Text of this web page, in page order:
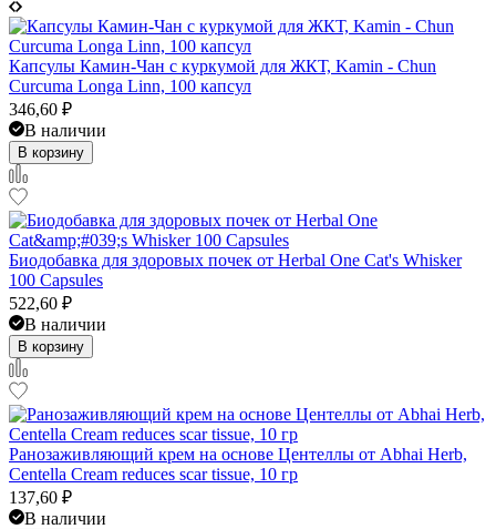
Капсулы Камин-Чан с куркумой для ЖКТ, Kamin - Chun
Curcuma Longa Linn, 100 капсул
346,60 ₽
В наличии
В корзину
Биодобавка для здоровых почек от Herbal One Cat's Whisker
100 Capsules
522,60 ₽
В наличии
В корзину
Ранозаживляющий крем на основе Центеллы от Abhai Herb,
Centella Cream reduces scar tissue, 10 гр
137,60 ₽
В наличии